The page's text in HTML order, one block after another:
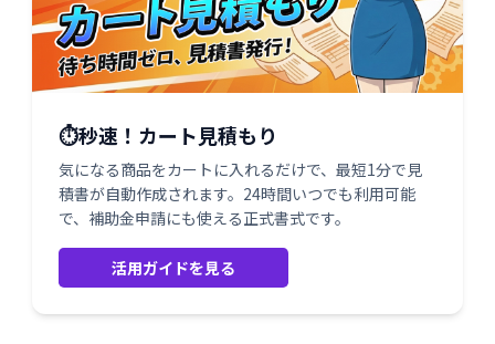
⏱️秒速！カート見積もり
気になる商品をカートに入れるだけで、最短1分で見
積書が自動作成されます。24時間いつでも利用可能
で、補助金申請にも使える正式書式です。
活用ガイドを見る